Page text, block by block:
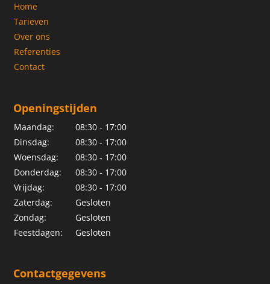
Home
Tarieven
Over ons
Referenties
Contact
Openingstijden
Maandag:
08:30 - 17:00
Dinsdag:
08:30 - 17:00
Woensdag:
08:30 - 17:00
Donderdag:
08:30 - 17:00
Vrijdag:
08:30 - 17:00
Zaterdag:
Gesloten
Zondag:
Gesloten
Feestdagen:
Gesloten
Contactgegevens